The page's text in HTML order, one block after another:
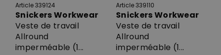
Article 339124
Snickers Workwear
Veste de travail
Allround
imperméable (1...
Article 339110
Snickers Workwear
Veste de travail
Allround
imperméable (1...